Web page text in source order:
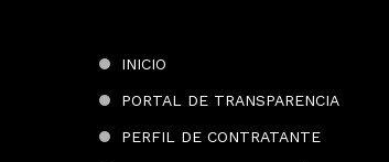
INICIO
PORTAL DE TRANSPARENCIA
PERFIL DE CONTRATANTE